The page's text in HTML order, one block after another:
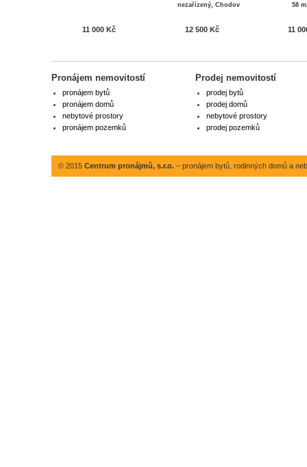
11 000 Kč
nezařízený, Chodov
12 500 Kč
58
11
Pronájem nemovitostí
pronájem bytů
pronájem domů
nebytové prostory
pronájem pozemků
Prodej nemovitostí
prodej bytů
prodej domů
nebytové prostory
prodej pozemků
© 2015 Centrum pronájmů, s.r.o.– pronájem bytů, rodinných domů a